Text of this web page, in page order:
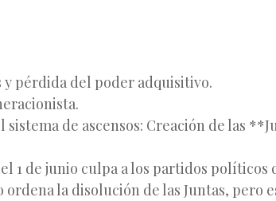
y pérdida del poder adquisitivo.
de ascensos: Creación de las
1 de junio culpa a los partidos políticos
la disolución de las Juntas, pero